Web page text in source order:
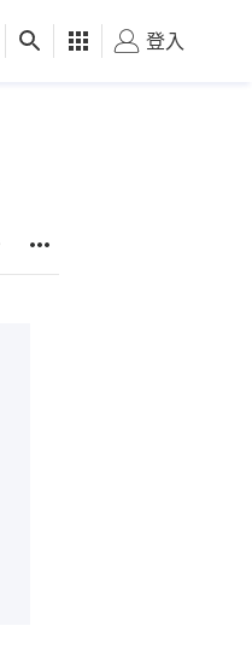
健康 好食玩飛
登入